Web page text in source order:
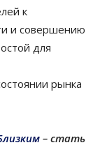
к
и совершению
для
рынка
– стать